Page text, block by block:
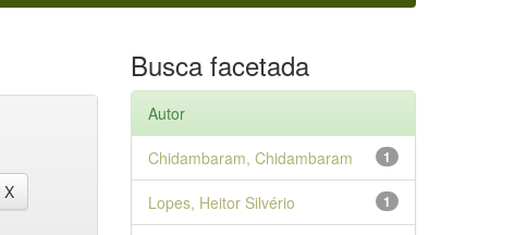
Busca facetada
Autor
1
Chidambaram, Chidambaram
1
Lopes, Heitor Silvério